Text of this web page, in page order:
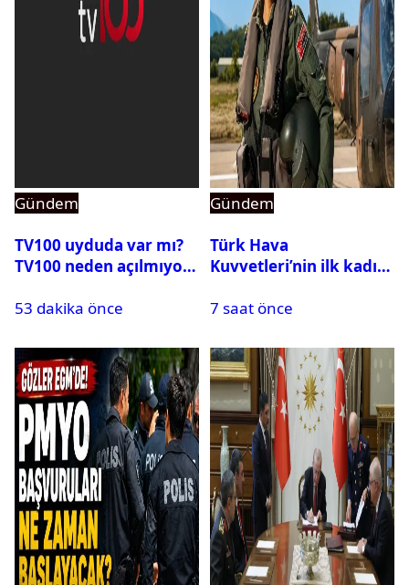
Gündem
TV100 uyduda var mı?
TV100 neden açılmıyor?
53 dakika önce
Gündem
Türk Hava
Kuvvetleri’nin ilk kadın
Karapınar hakkında
ortaya çıktı
7 saat önce